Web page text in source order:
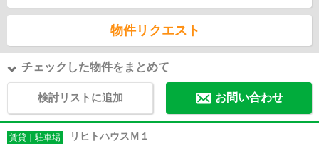
物件リクエスト
チェックした物件をまとめて
検討リストに追加 お問い合わせ
賃貸｜駐車場 リヒトハウスＭ１